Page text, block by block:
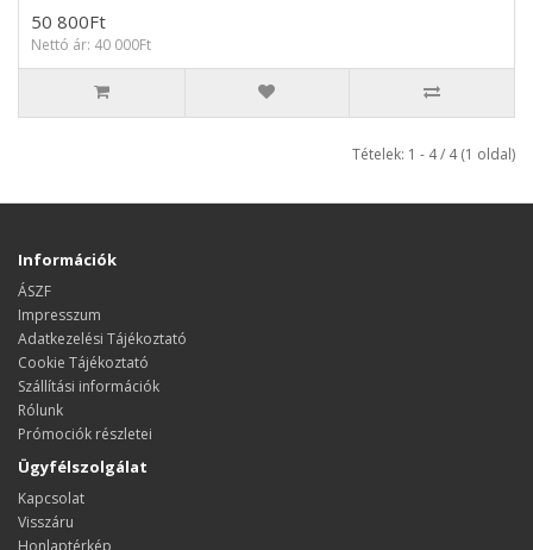
50 800Ft
Nettó ár: 40 000Ft
Tételek: 1 - 4 / 4 (1 oldal)
Információk
ÁSZF
Impresszum
Adatkezelési Tájékoztató
Cookie Tájékoztató
Szállítási információk
Rólunk
Prómociók részletei
Ügyfélszolgálat
Kapcsolat
Visszáru
Honlaptérkép